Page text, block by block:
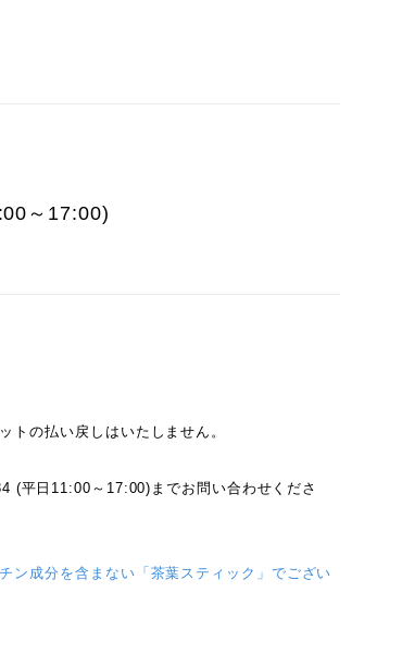
～17:00)
の払い戻しはいたしません。
(平日11:00～17:00)までお問い合わせくださ
ン成分を含まない「茶葉スティック」でござい